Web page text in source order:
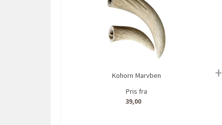
Kohorn Marvben
Pris fra
39,00
+